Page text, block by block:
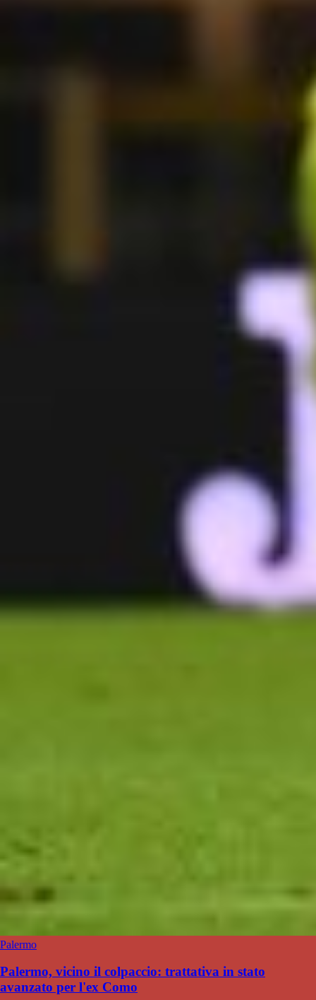
Palermo
Palermo, vicino il colpaccio: trattativa in stato
avanzato per l'ex Como